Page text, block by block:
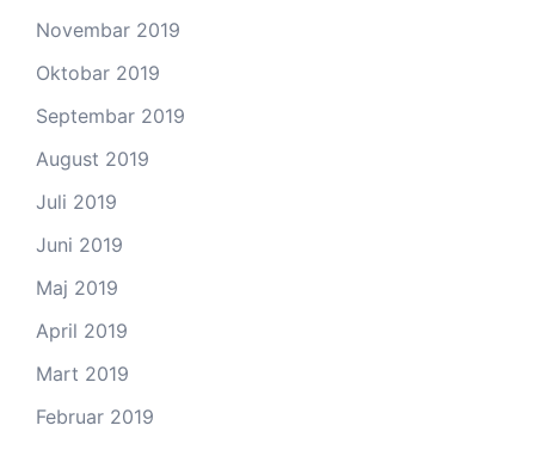
Novembar 2019
Oktobar 2019
Septembar 2019
August 2019
Juli 2019
Juni 2019
Maj 2019
April 2019
Mart 2019
Februar 2019